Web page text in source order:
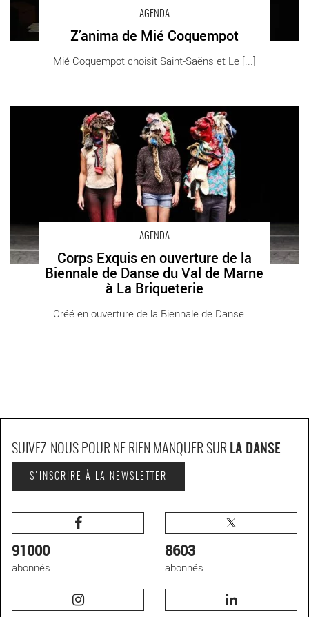
AGENDA
Z’anima de Mié Coquempot
Mié Coquempot choisit Saint-Saëns et Le [...]
AGENDA
Corps Exquis en ouverture de la
Biennale de Danse du Val de Marne
à La Briqueterie
Créé en ouverture de la Biennale de Danse du [...]
Corps Exquis en ouverture de la Biennale de Danse du Val de
Marne à La Briqueterie - Critique sortie Danse Cachan Théâtre
SUIVEZ-NOUS POUR NE RIEN MANQUER SUR LA DANSE
S'INSCRIRE À LA NEWSLETTER
91000
abonnés
8603
abonnés